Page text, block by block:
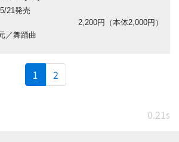
21発売
2,200円（本体2,000円）
／舞踊曲
1 (current)
2
0.21s